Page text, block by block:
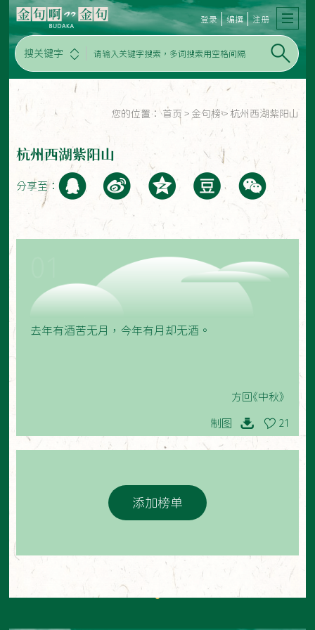
搜关键字
登录 编撰 注册
您的位置： 首页 > 金句榜 > 杭州西湖紫阳山
杭州西湖紫阳山
分享至：
去年有酒苦无月，今年有月却无酒。
方回《中秋》
制图 21
添加榜单